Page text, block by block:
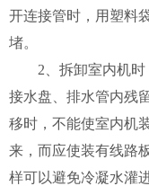
开连接管时，用塑料
堵。
2、拆卸室内机时
接水盘、排水管内残
移时，不能使室内机
来，而应使装有线路
样可以避免冷凝水灌